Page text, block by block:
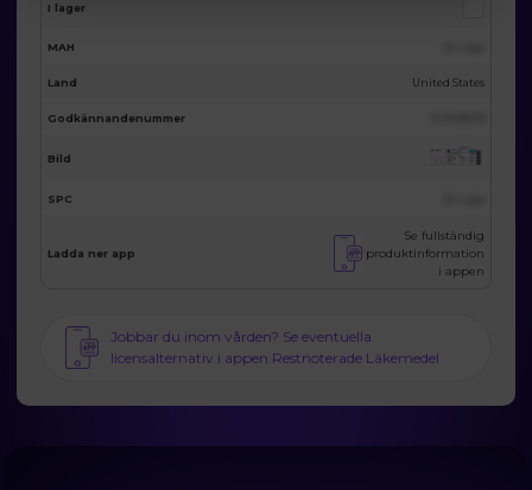
I lager
MAH
Land United States
Godkännandenummer
Bild
SPC
Ladda ner app
Se fullständig
produktinformation
i appen
Jobbar du inom vården? Se eventuella
licensalternativ i appen Restnoterade Läkemedel